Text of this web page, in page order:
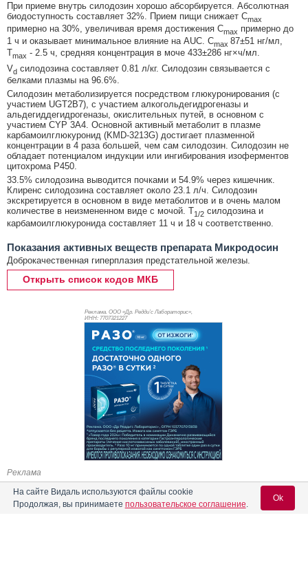
При приеме внутрь силодозин хорошо абсорбируется. Абсолютная
биодоступность составляет 32%. Прием пищи снижает Cmax
примерно на 30%, увеличивая время достижения Cmax примерно до
1 ч и оказывает минимальное влияние на AUC. Cmax 87±51 нг/мл,
Tmax - 2.5 ч, средняя концентрация в моче 433±286 нг×ч/мл.
Vd силодозина составляет 0.81 л/кг. Силодозин связывается с
белками плазмы на 96.6%.
Силодозин метаболизируется посредством глюкуронирования (с
участием UGT2B7), с участием алкогольдегидрогеназы и
альдегиддегидрогеназы, окислительных путей, в основном с
участием CYP 3A4. Основной активный метаболит в плазме
карбамоилглюкуронид (KMD-3213G) достигает плазменной
концентрации в 4 раза большей, чем сам силодозин. Силодозин не
обладает потенциалом индукции или ингибирования изоферментов
цитохрома Р450.
33.5% силодозина выводится почками и 54.9% через кишечник.
Клиренс силодозина составляет около 23.1 л/ч. Силодозин
экскретируется в основном в виде метаболитов и в очень малом
количестве в неизмененном виде с мочой. T1/2 силодозина и
карбамоилглюкуронида составляет 11 ч и 18 ч соответственно.
Показания активных веществ препарата Микродосин
Доброкачественная гиперплазия предстательной железы.
Открыть список кодов МКБ
Реклама. ООО «Др. Редди’с Лабораторис»,
ИНН: 7707321227
Реклама
На сайте Видаль используются файлы cookie
Продолжая, вы принимаете пользовательское соглашение.
Ok